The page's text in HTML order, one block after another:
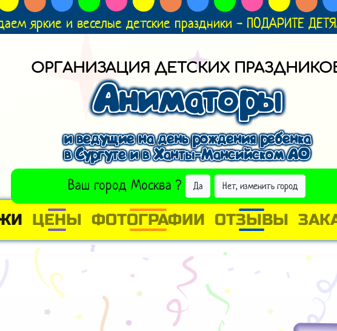
яркие и веселые детские праздники - ПОДАРИТЕ
ОРГАНИЗАЦИЯ ДЕТСКИХ
Аниматоры
и ведущие на день рождения ребенка
в Сургуте и в Ханты-Мансийском АО
Ваш город Москва ? Да Нет, изменить город
ВЫБРАТЬ ДРУГОЙ ГОРОД
ЦЕНЫ ФОТОГРАФИИ ОТЗЫВЫ